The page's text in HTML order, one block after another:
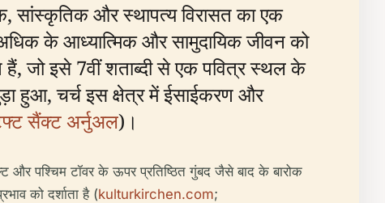
सांस्कृतिक और स्थापत्य विरासत का एक
के आध्यात्मिक और सामुदायिक जीवन को
हैं, जो इसे 7वीं शताब्दी से एक पवित्र स्थल के
हुआ, चर्च इस क्षेत्र में ईसाईकरण और
सैंक्ट अर्नुअल)।
और पश्चिम टॉवर के ऊपर प्रतिष्ठित गुंबद जैसे बाद के बारोक
को दर्शाता है (kulturkirchen.com;